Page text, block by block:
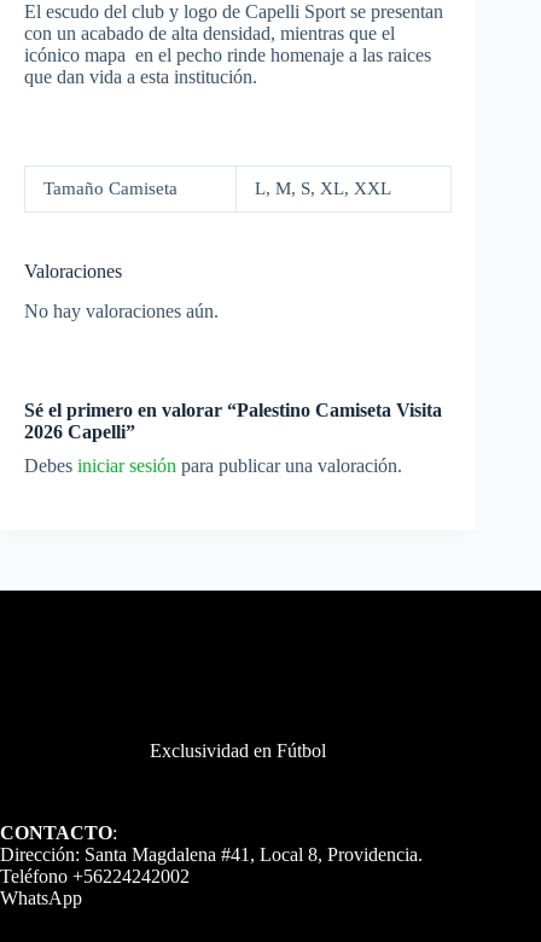
El escudo del club y logo de Capelli Sport se presentan
con un acabado de alta densidad, mientras que el
icónico mapa en el pecho rinde homenaje a las raices
que dan vida a esta institución.
Tamaño Camiseta L, M, S, XL, XXL
Valoraciones
No hay valoraciones aún.
Sé el primero en valorar “Palestino Camiseta Visita
2026 Capelli”
Debes iniciar sesión para publicar una valoración.
Exclusividad en Fútbol
CONTACTO:
Dirección: Santa Magdalena #41, Local 8, Providencia.
Teléfono +56224242002
WhatsApp